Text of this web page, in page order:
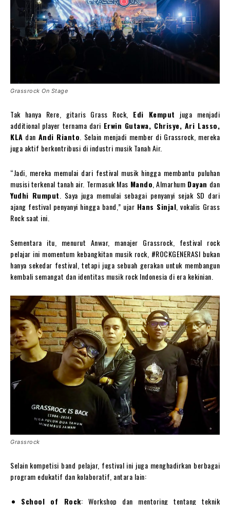
Grassrock On Stage
Tak hanya Rere, gitaris Grass Rock, Edi Kemput juga menjadi
additional player ternama dari Erwin Gutawa, Chrisye, Ari Lasso,
KLA dan Andi Rianto . Selain menjadi member di Grassrock, mereka
juga aktif berkontribusi di industri musik Tanah Air.
“Jadi, mereka memulai dari festival musik hingga membantu puluhan
musisi terkenal tanah air. Termasuk Mas Mando , Almarhum Dayan dan
Yudhi Rumput . Saya juga memulai sebagai penyanyi sejak SD dari
ajang festival penyanyi hingga band,” ujar Hans Sinjal , vokalis Grass
Rock saat ini.
Sementara itu, menurut Anwar, manajer Grassrock, festival rock
pelajar ini momentum kebangkitan musik rock, #ROCKGENERASI bukan
hanya sekedar festival, tetapi juga sebuah gerakan untuk membangun
kembali semangat dan identitas musik rock Indonesia di era kekinian.
Grassrock
Selain kompetisi band pelajar, festival ini juga menghadirkan berbagai
program edukatif dan kolaboratif, antara lain:
School of Rock: Workshop dan mentoring tentang teknik